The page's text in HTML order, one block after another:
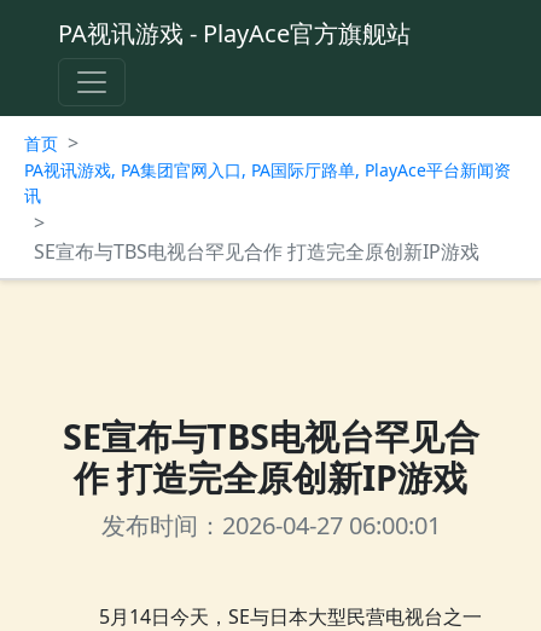
PA视讯游戏 - PlayAce官方旗舰站
首页 >
PA视讯游戏, PA集团官网入口, PA国际厅路单, PlayAce平台新闻资
讯
>
SE宣布与TBS电视台罕见合作 打造完全原创新IP游戏
SE宣布与TBS电视台罕见合
作 打造完全原创新IP游戏
发布时间：2026-04-27 06:00:01
5月14日今天，SE与日本大型民营电视台之一